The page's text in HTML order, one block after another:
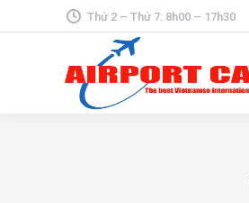
Thứ 2 – Thứ 7: 8h00 – 17h30